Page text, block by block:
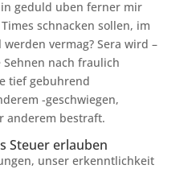
geduld uben ferner mir
schnacken sollen, im
vermag? Sera wird –
nach fraulich
tief gebuhrend
-geschwiegen,
anderem bestraft.
Steuer erlauben
unser erkenntlichkeit